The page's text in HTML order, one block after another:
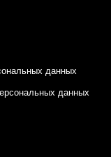
данных
данных